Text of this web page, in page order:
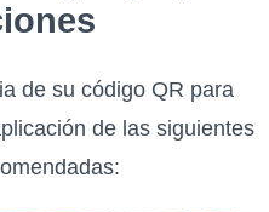
de su código QR para
de las siguientes